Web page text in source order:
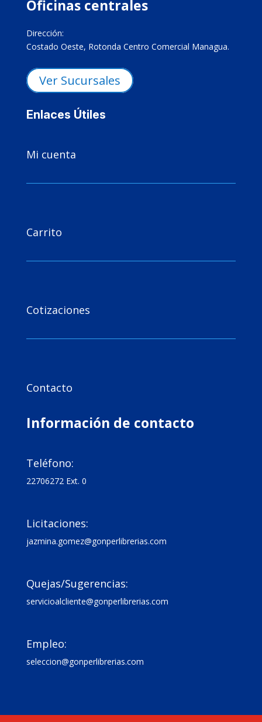
Oficinas centrales
Dirección:
Costado Oeste, Rotonda Centro Comercial Managua.
Ver Sucursales
Enlaces Útiles
Mi cuenta
Carrito
Cotizaciones
Contacto
Información de contacto
Teléfono:
22706272 Ext. 0
Licitaciones:
jazmina.gomez@gonperlibrerias.com
Quejas/Sugerencias:
servicioalcliente@gonperlibrerias.com
Empleo:
seleccion@gonperlibrerias.com